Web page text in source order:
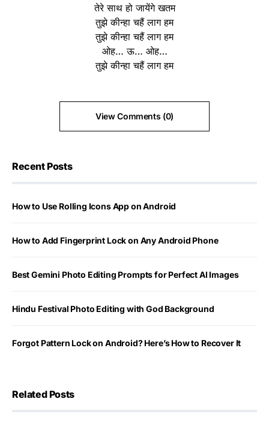
तेरे साथ हो जायेंगे खतम
तुझे कीन्हा चहैं लाग हम
तुझे कीन्हा चहैं लाग हम
ओह… ऊ… ओह…
तुझे कीन्हा चहैं लाग हम
View Comments (0)
Recent Posts
How to Use Rolling Icons App on Android
How to Add Fingerprint Lock on Any Android Phone
Best Gemini Photo Editing Prompts for Perfect AI Images
Hindu Festival Photo Editing with God Background
Forgot Pattern Lock on Android? Here’s How to Recover It
Related Posts